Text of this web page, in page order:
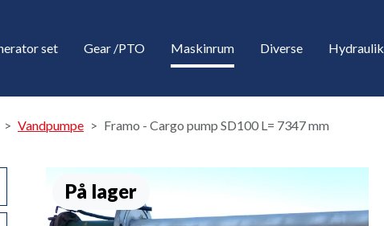
set Gear /PTO Maskinrum Diverse Hydraulik
Vandpumpe Framo - Cargo pump SD100 L= 7347 mm
På lager